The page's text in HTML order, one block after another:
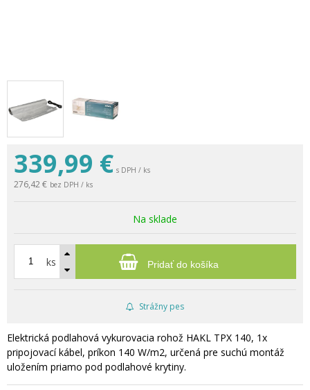
339,99 € s DPH / ks
276,42 € bez DPH / ks
Na sklade
ks Pridať do košíka
Strážny pes
Elektrická podlahová vykurovacia rohož HAKL TPX 140, 1x
pripojovací kábel, príkon 140 W/m2, určená pre suchú montáž
uložením priamo pod podlahové krytiny.